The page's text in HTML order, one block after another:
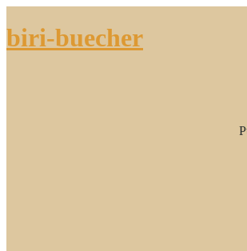
biri-buecher